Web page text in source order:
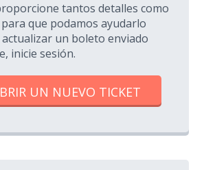
tantos detalles como
que podamos ayudarlo
un boleto enviado
inicie sesión.
UN NUEVO TICKET